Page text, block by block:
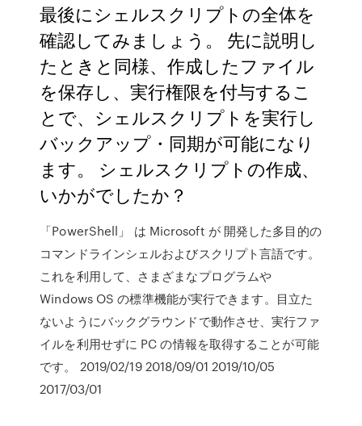
最後にシェルスクリプトの全体を
確認してみましょう。 先に説明し
たときと同様、作成したファイル
を保存し、実行権限を付与するこ
とで、シェルスクリプトを実行し
バックアップ・同期が可能になり
ます。 シェルスクリプトの作成、
いかがでしたか？
「PowerShell」 は Microsoft が 開発した多目的の
コマンドラインシェルおよびスクリプト言語です。
これを利用して、さまざまなプログラムや
Windows OS の標準機能が実行できます。目立た
ないようにバックグラウンドで動作させ、実行ファ
イルを利用せずに PC の情報を取得することが可能
です。 2019/02/19 2018/09/01 2019/10/05
2017/03/01